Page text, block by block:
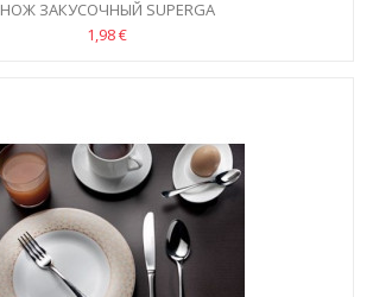
НОЖ ЗАКУСОЧНЫЙ SUPERGA
1,98 €